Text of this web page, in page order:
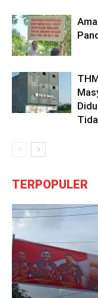
TERPOPULER